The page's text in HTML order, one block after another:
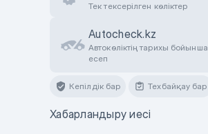
Тек тексерілген көліктер
Autocheck.kz
Автокөліктің тарихы бойынша
есеп
Кепілдік бар Техбайқау бар
Хабарландыру иесі